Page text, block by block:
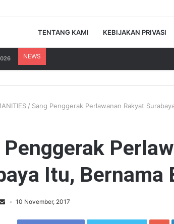
TENTANG KAMI KEBIJAKAN PRIVASI
NEWS
/ Sang Penggerak Perlawanan Rakyat
Penggerak
Itu, Bernama
10 November, 2017